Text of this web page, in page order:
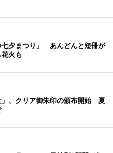
七夕まつり」 あんどんと短冊が
火も
」、クリア御朱印の頒布開始 夏